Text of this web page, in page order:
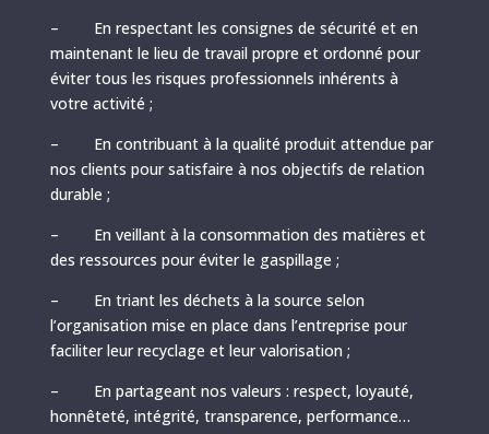
– En respectant les consignes de sécurité et en
maintenant le lieu de travail propre et ordonné pour
éviter tous les risques professionnels inhérents à
votre activité ;
– En contribuant à la qualité produit attendue par
nos clients pour satisfaire à nos objectifs de relation
durable ;
– En veillant à la consommation des matières et
des ressources pour éviter le gaspillage ;
– En triant les déchets à la source selon
l’organisation mise en place dans l’entreprise pour
faciliter leur recyclage et leur valorisation ;
– En partageant nos valeurs : respect, loyauté,
honnêteté, intégrité, transparence, performance…